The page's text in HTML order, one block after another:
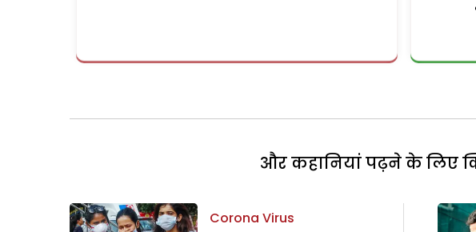
और कहानियां पढ़ने के लिए
Corona Virus